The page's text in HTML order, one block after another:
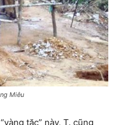
Miêu
tặc” này, T. cũng